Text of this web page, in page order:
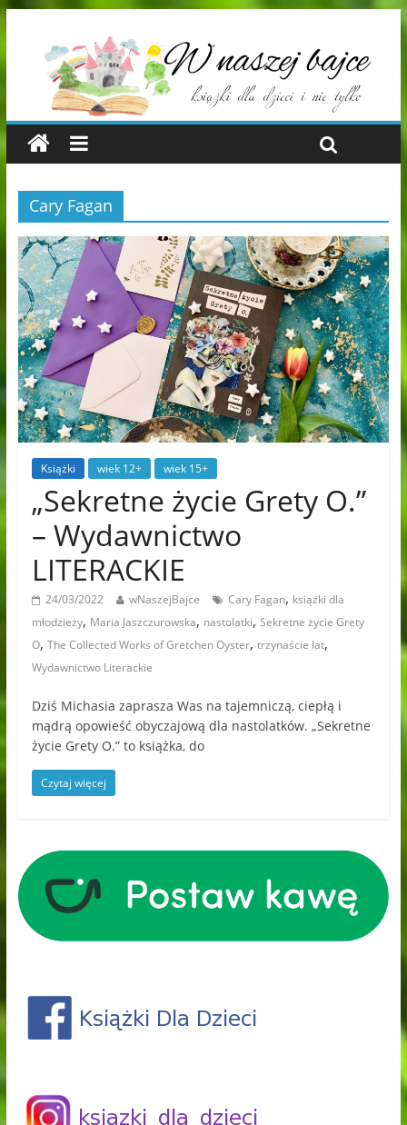
Cary Fagan
Książki wiek 12+ wiek 15+
„Sekretne życie Grety O.”
– Wydawnictwo
LITERACKIE
24/03/2022 wNaszejBajce Cary Fagan, książki dla
młodzieży, Maria Jaszczurowska, nastolatki, Sekretne życie Grety
O, The Collected Works of Gretchen Oyster, trzynaście lat,
Wydawnictwo Literackie
Dziś Michasia zaprasza Was na tajemniczą, ciepłą i
mądrą opowieść obyczajową dla nastolatków. „Sekretne
życie Grety O.” to książka, do
Czytaj więcej